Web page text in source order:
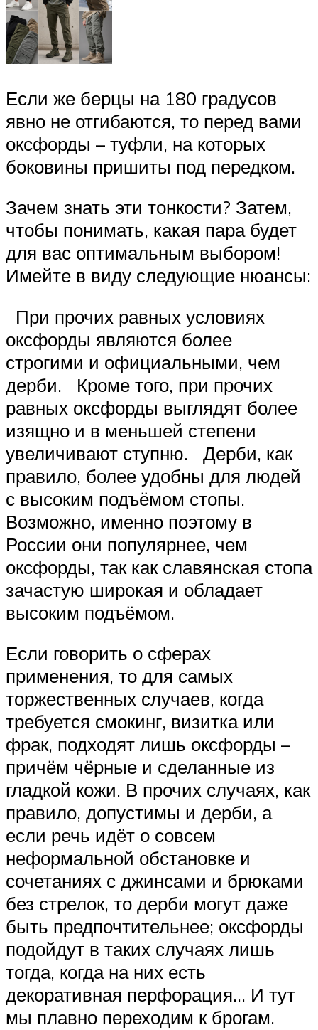
Если же берцы на 180 градусов
явно не отгибаются, то перед вами
оксфорды – туфли, на которых
боковины пришиты под передком.
Зачем знать эти тонкости? Затем,
чтобы понимать, какая пара будет
для вас оптимальным выбором!
Имейте в виду следующие нюансы:
При прочих равных условиях
оксфорды являются более
строгими и официальными, чем
дерби. Кроме того, при прочих
равных оксфорды выглядят более
изящно и в меньшей степени
увеличивают ступню. Дерби, как
правило, более удобны для людей
с высоким подъёмом стопы.
Возможно, именно поэтому в
России они популярнее, чем
оксфорды, так как славянская стопа
зачастую широкая и обладает
высоким подъёмом.
Если говорить о сферах
применения, то для самых
торжественных случаев, когда
требуется смокинг, визитка или
фрак, подходят лишь оксфорды –
причём чёрные и сделанные из
гладкой кожи. В прочих случаях, как
правило, допустимы и дерби, а
если речь идёт о совсем
неформальной обстановке и
сочетаниях с джинсами и брюками
без стрелок, то дерби могут даже
быть предпочтительнее; оксфорды
подойдут в таких случаях лишь
тогда, когда на них есть
декоративная перфорация… И тут
мы плавно переходим к брогам.